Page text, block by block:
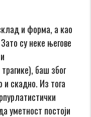
и форма, а као
су неке његове
баш због
и скадно. Из тога
уметност постоји